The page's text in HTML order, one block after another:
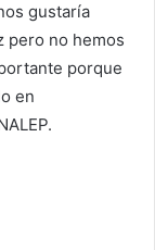
gustaría
pero no hemos
porque
en